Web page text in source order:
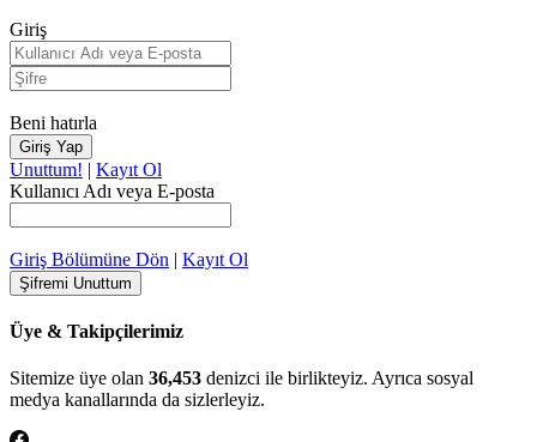
Giriş
Beni hatırla
Unuttum! | Kayıt Ol
Kullanıcı Adı veya E-posta
Giriş Bölümüne Dön | Kayıt Ol
Üye & Takipçilerimiz
Sitemize üye olan 36,453 denizci ile birlikteyiz. Ayrıca sosyal
medya kanallarında da sizlerleyiz.